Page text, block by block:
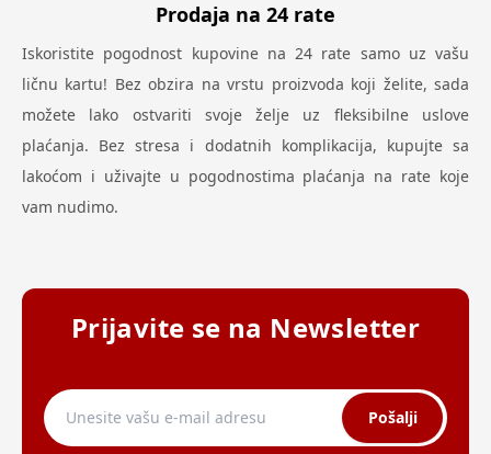
Prodaja na 24 rate
Iskoristite pogodnost kupovine na 24 rate samo uz vašu
ličnu kartu! Bez obzira na vrstu proizvoda koji želite, sada
možete lako ostvariti svoje želje uz fleksibilne uslove
plaćanja. Bez stresa i dodatnih komplikacija, kupujte sa
lakoćom i uživajte u pogodnostima plaćanja na rate koje
vam nudimo.
Prijavite se na Newsletter
Pošalji